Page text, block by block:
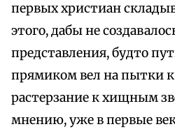
первых христиан
этого, дабы не
представления, будто
прямиком вел на пытки
растерзание к хищным
мнению, уже в первые